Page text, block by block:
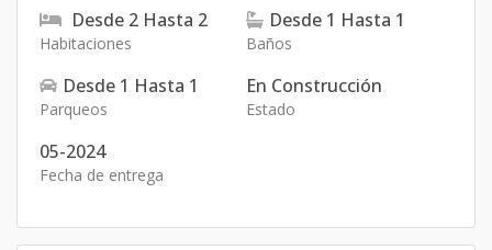
Desde 2 Hasta 2
Habitaciones
Desde 1 Hasta 1
Baños
Desde 1 Hasta 1
Parqueos
En Construcción
Estado
05-2024
Fecha de entrega